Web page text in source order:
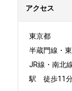
アクセス
東京都
半蔵門線・
JR線・南北
駅　徒歩11